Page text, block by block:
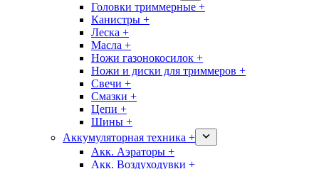
Головки триммерные +
Канистры +
Леска +
Масла +
Ножи газонокосилок +
Ножи и диски для триммеров +
Свечи +
Смазки +
Цепи +
Шины +
Аккумуляторная техника +
Акк. Аэраторы +
Акк. Воздуходувки +